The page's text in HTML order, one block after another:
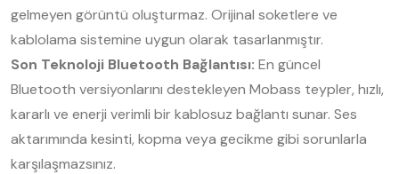
gelmeyen görüntü oluşturmaz. Orijinal soketlere ve
kablolama sistemine uygun olarak tasarlanmıştır.
Son Teknoloji Bluetooth Bağlantısı: En güncel
Bluetooth versiyonlarını destekleyen Mobass teypler, hızlı,
kararlı ve enerji verimli bir kablosuz bağlantı sunar. Ses
aktarımında kesinti, kopma veya gecikme gibi sorunlarla
karşılaşmazsınız.